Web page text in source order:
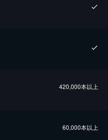
420,000本以上
60,000本以上